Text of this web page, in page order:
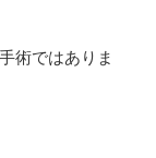
術ではありま